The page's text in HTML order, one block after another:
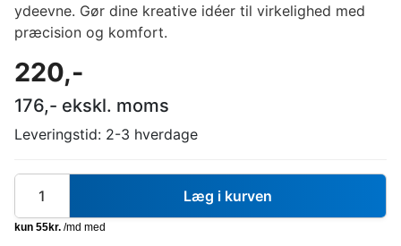
ydeevne. Gør dine kreative idéer til virkelighed med
præcision og komfort.
220,-
176,- ekskl. moms
Leveringstid: 2-3 hverdage
Læg i kurven